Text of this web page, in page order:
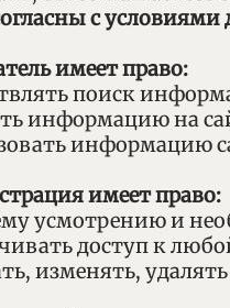
с условиями
имеет право:
поиск
информацию на
информацию
имеет право:
усмотрению и
доступ к
изменять,